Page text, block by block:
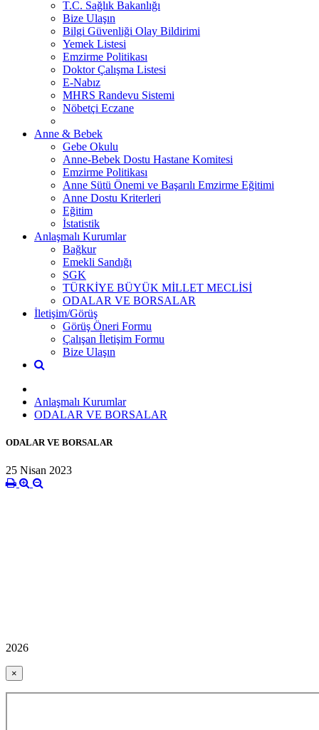
T.C. Sağlık Bakanlığı
Bize Ulaşın
Bilgi Güvenliği Olay Bildirimi
Yemek Listesi
Emzirme Politikası
Doktor Çalışma Listesi
E-Nabız
MHRS Randevu Sistemi
Nöbetçi Eczane
Anne & Bebek
Gebe Okulu
Anne-Bebek Dostu Hastane Komitesi
Emzirme Politikası
Anne Sütü Önemi ve Başarılı Emzirme Eğitimi
Anne Dostu Kriterleri
Eğitim
İstatistik
Anlaşmalı Kurumlar
Bağkur
Emekli Sandığı
SGK
TÜRKİYE BÜYÜK MİLLET MECLİSİ
ODALAR VE BORSALAR
İletişim/Görüş
Görüş Öneri Formu
Çalışan İletişim Formu
Bize Ulaşın
Anlaşmalı Kurumlar
ODALAR VE BORSALAR
ODALAR VE BORSALAR
25 Nisan 2023
2026
×